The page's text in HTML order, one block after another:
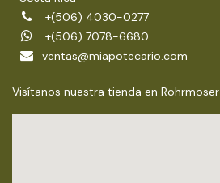
+(506) 4030-0277
+(506) 7078-6680
ventas@miapotecario.com
Visítanos nuestra tienda en Rohrmoser